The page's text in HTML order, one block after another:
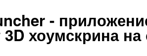
-
3D хоумскрина